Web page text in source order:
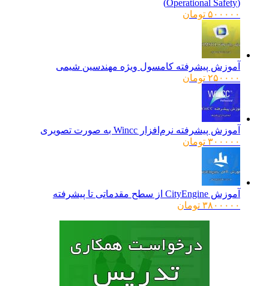
۵۰۰۰۰۰ تومان
آموزش پیشرفته کامسول ویژه مهندسین شیمی
۲۵۰۰۰۰ تومان
آموزش پیشرفته نرم‌افزار Wincc به صورت تصویری
۳۰۰۰۰۰ تومان
آموزش CityEngine از سطح مقدماتی تا پیشرفته
۳۸۰۰۰۰۰ تومان